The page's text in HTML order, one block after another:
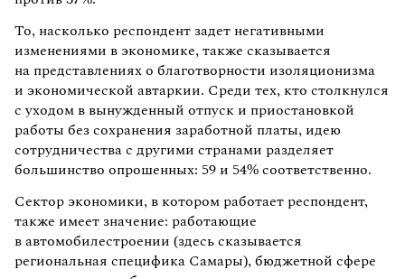
То, насколько респондент задет негативными
изменениями в экономике, также сказывается
на представлениях о благотворности изоляционизма
и экономической автаркии. Среди тех, кто столкнулся
с уходом в вынужденный отпуск и приостановкой
работы без сохранения заработной платы, идею
сотрудничества с другими странами разделяет
большинство опрошенных: 59 и 54% соответственно.
Сектор экономики, в котором работает респондент,
также имеет значение: работающие
в автомобилестроении (здесь сказывается
региональная специфика Самары), бюджетной сфере